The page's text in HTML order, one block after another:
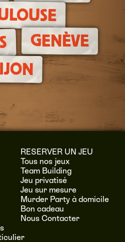
GENÈVE
RESERVER UN JEU
Tous nos jeux
Team Building
Jeu privatisé
Jeu sur mesure
Murder Party à domicile
Bon cadeau
Nous Contacter